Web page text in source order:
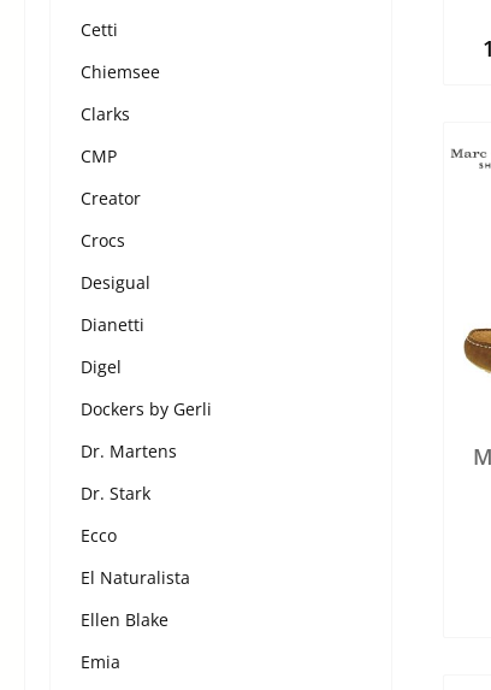
Cetti
Chiemsee
Clarks
CMP
Creator
Crocs
Desigual
Dianetti
Digel
Dockers by Gerli
Dr. Martens
Dr. Stark
Ecco
El Naturalista
Ellen Blake
Emia